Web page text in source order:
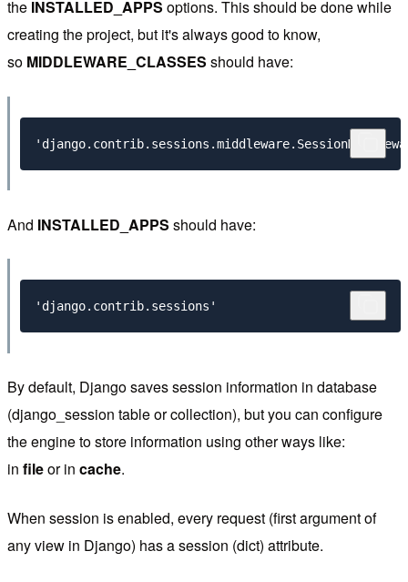
the INSTALLED_APPS options. This should be done while
creating the project, but it's always good to know,
so MIDDLEWARE_CLASSES should have:
And INSTALLED_APPS should have:
By default, Django saves session information in database
(django_session table or collection), but you can configure
the engine to store information using other ways like:
in fileor in cache.
When session is enabled, every request (first argument of
any view in Django) has a session (dict) attribute.